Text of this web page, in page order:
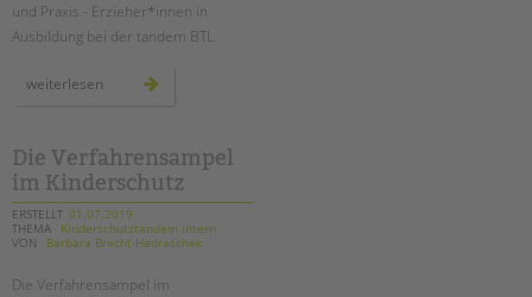
und Praxis - Erzieher*innen in
Ausbildung bei der tandem BTL.
weiterlesen berufsbegleitende
teilzeitausbildung
Die Verfahrensampel
im Kinderschutz
ERSTELLT 01.07.2019
THEMA
Kinderschutztandem intern
VON
Barbara Brecht-Hadraschek
Die Verfahrensampel im